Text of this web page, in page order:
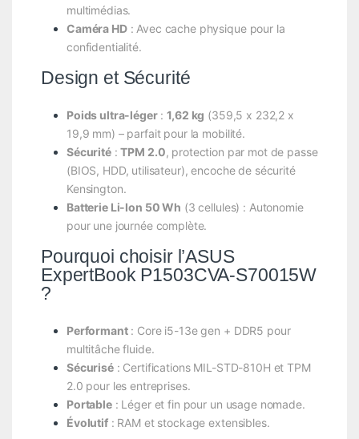
multimédias.
Caméra HD: Avec cache physique pour la
confidentialité.
Design et Sécurité
Poids ultra-léger:1,62 kg (359,5 x 232,2 x
19,9 mm) – parfait pour la mobilité.
Sécurité:TPM 2.0, protection par mot de passe
(BIOS, HDD, utilisateur), encoche de sécurité
Kensington.
Batterie Li-Ion 50 Wh (3 cellules) : Autonomie
pour une journée complète.
Pourquoi choisir l’ASUS
ExpertBook P1503CVA-S70015W
?
Performant: Core i5-13e gen + DDR5 pour
multitâche fluide.
Sécurisé: Certifications MIL-STD-810H et TPM
2.0 pour les entreprises.
Portable: Léger et fin pour un usage nomade.
Évolutif: RAM et stockage extensibles.